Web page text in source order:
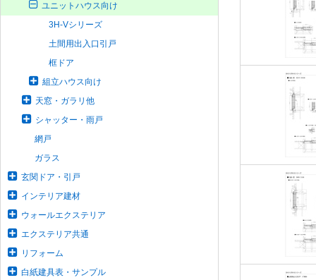
ユニットハウス向け
3H-Vシリーズ
土間用出入口引戸
框ドア
組立ハウス向け
天窓・ガラリ他
シャッター・雨戸
網戸
ガラス
玄関ドア・引戸
インテリア建材
ウォールエクステリア
エクステリア共通
リフォーム
白紙建具表・サンプル